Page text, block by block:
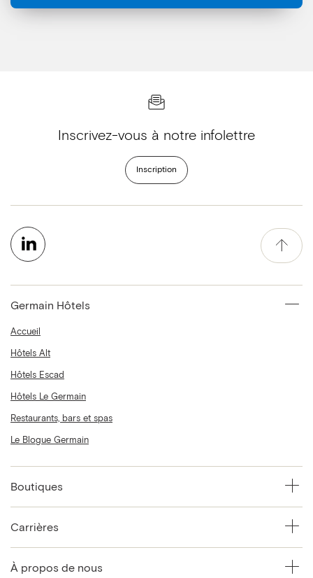
Inscrivez-vous à notre infolettre
Inscription
Germain Hôtels
Accueil
Hôtels Alt
Hôtels Escad
Hôtels Le Germain
Restaurants, bars et spas
Le Blogue Germain
Boutiques
Carrières
À propos de nous